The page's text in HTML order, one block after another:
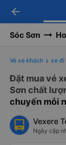
arrow_back
Sóc Sơn
Vé xe khách xe đi
Đặt mua vé
Sơn chất
chuyến mỗi
Vexere
Ngày cập